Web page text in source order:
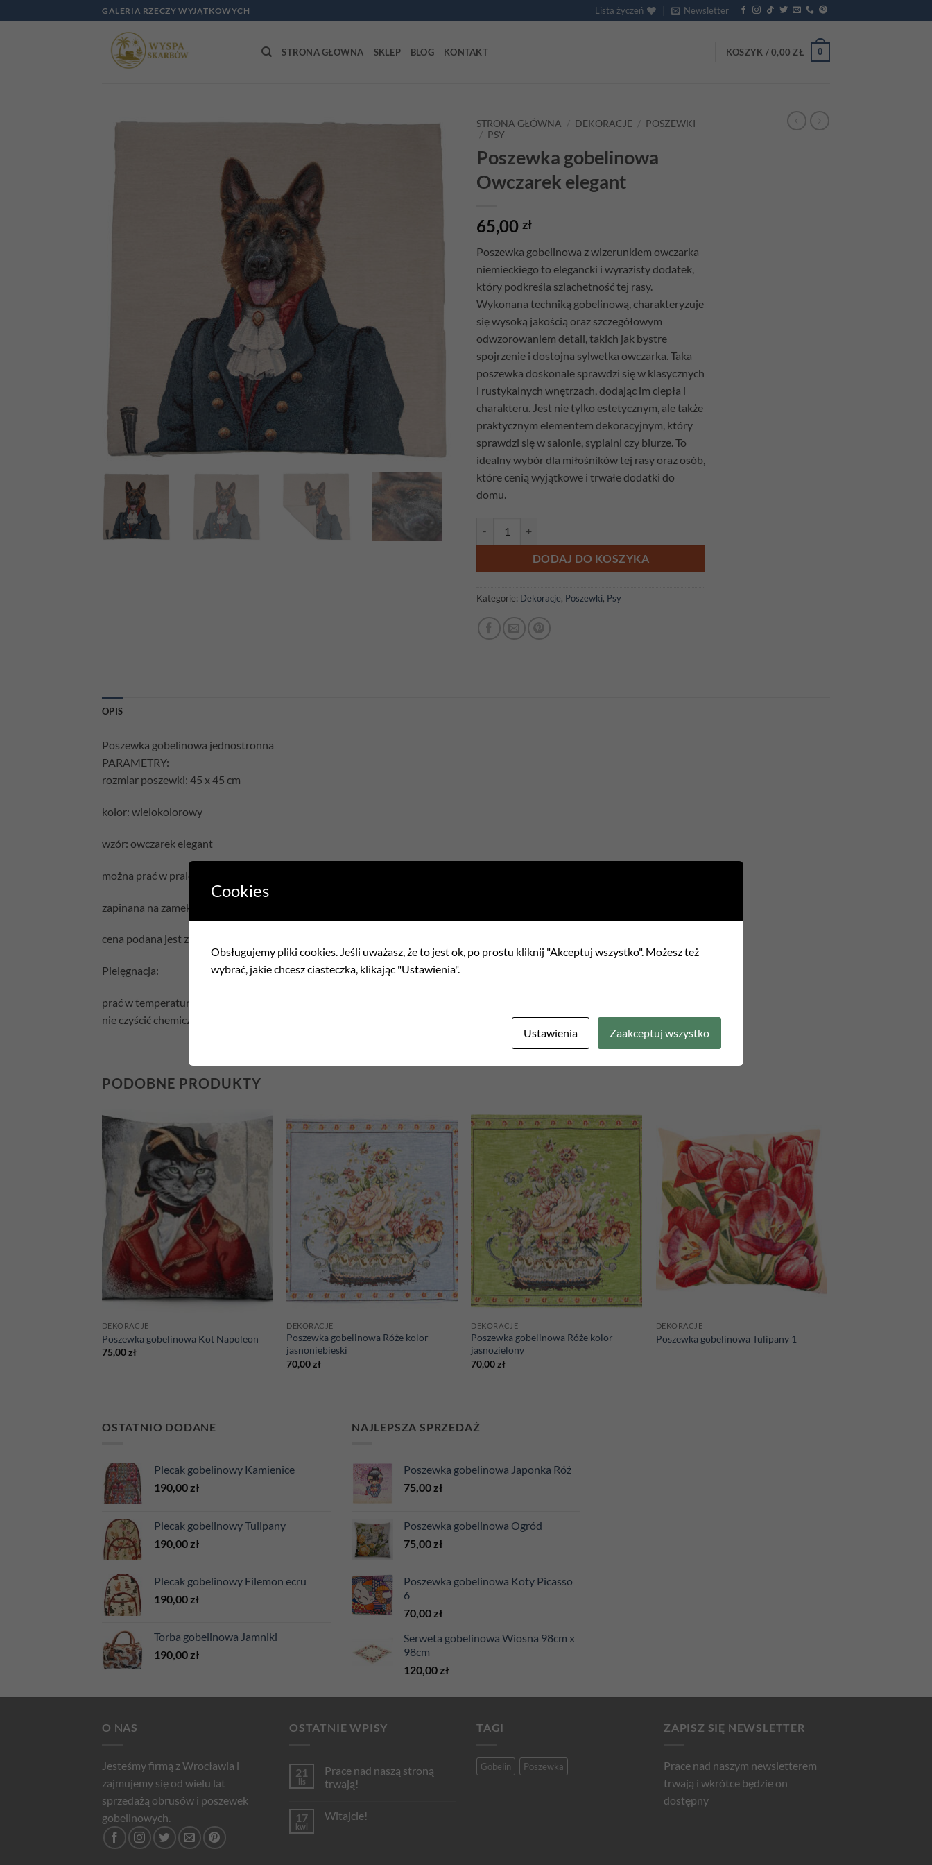
do
GALERIA RZECZY WYJĄTKOWYCH Lista życzeń Newsletter
STRONA GŁOWNA SKLEP BLOG KONTAKT KOSZYK /0,00 ZŁ 0
STRONA GŁÓWNA / DEKORACJE / POSZEWKI
/ PSY
Poszewka gobelinowa
Owczarek elegant
65,00 zł
Poszewka gobelinowa z wizerunkiem owczarka
niemieckiego to elegancki i wyrazisty dodatek,
który podkreśla szlachetność tej rasy.
Wykonana techniką gobelinową, charakteryzuje
się wysoką jakością oraz szczegółowym
odwzorowaniem detali, takich jak bystre
spojrzenie i dostojna sylwetka owczarka. Taka
poszewka doskonale sprawdzi się w klasycznych
i rustykalnych wnętrzach, dodając im ciepła i
charakteru. Jest nie tylko estetycznym, ale także
praktycznym elementem dekoracyjnym, który
sprawdzi się w salonie, sypialni czy biurze. To
idealny wybór dla miłośników tej rasy oraz osób,
które cenią wyjątkowe i trwałe dodatki do
domu.
DODAJ DO KOSZYKA
Kategorie: Dekoracje, Poszewki, Psy
OPIS
Poszewka gobelinowa jednostronna
PARAMETRY:
rozmiar poszewki: 45 x 45 cm
kolor: wielokolorowy
wzór: owczarek elegant
można prać w pralce
zapinana na zamek błyskawiczny
cena podana jest za samą poszewkę bez wypełnienia
Pielęgnacja:
prać w temperaturze 30°C
nie czyścić chemicznie
PODOBNE PRODUKTY
DEKORACJE
Poszewka gobelinowa Kot Napoleon
75,00zł
DEKORACJE
Poszewka gobelinowa Róże kolor
jasnoniebieski
70,00zł
DEKORACJE
Poszewka gobelinowa Róże kolor
jasnozielony
70,00zł
Add to
wishlist
DEKORACJE
Poszewka gobelinowa Tulipany 1
OSTATNIO DODANE
Plecak gobelinowy Kamienice
190,00 zł
Plecak gobelinowy Tulipany
190,00 zł
Plecak gobelinowy Filemon ecru
190,00 zł
Torba gobelinowa Jamniki
190,00 zł
NAJLEPSZA SPRZEDAŻ
Poszewka gobelinowa Japonka Róż
75,00 zł
Poszewka gobelinowa Ogród
75,00 zł
Poszewka gobelinowa Koty Picasso
6
70,00 zł
Serweta gobelinowa Wiosna 98cm x
98cm
120,00 zł
O NAS
Jesteśmy firmą z Wrocławia i
zajmujemy się od wielu lat
sprzedażą obrusów i poszewek
gobelinowych.
OSTATNIE WPISY
21
lis
Prace nad naszą stroną
trwają!
do
17
kwi
Witajcie!
TAGI
Gobelin Poszewka
ZAPISZ SIĘ NEWSLETTER
Prace nad naszym newsletterem
trwają i wkrótce będzie on
dostępny
Cookies
Obsługujemy pliki cookies. Jeśli uważasz, że to jest ok, po prostu kliknij "Akceptuj wszystko". Możesz też
wybrać, jakie chcesz ciasteczka, klikając "Ustawienia".
Ustawienia Zaakceptuj wszystko